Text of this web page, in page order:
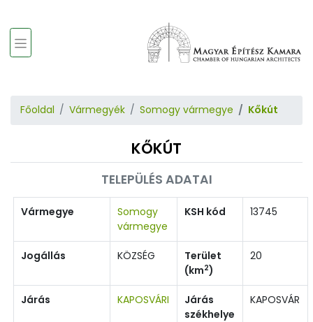
Főoldal Vármegyék Somogy vármegye Kőkút
KŐKÚT
TELEPÜLÉS ADATAI
Vármegye
Somogy
vármegye
KSH kód 13745
Jogállás KÖZSÉG
Terület
(km2)
20
Járás KAPOSVÁRI
Járás
székhelye
KAPOSVÁR